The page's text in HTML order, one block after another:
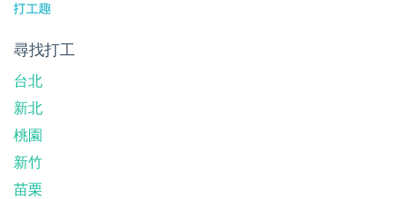
尋找打工
台北
新北
桃園
新竹
苗栗